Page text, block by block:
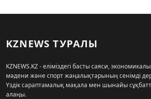
KZNEWS ТУРАЛЫ
KZNEWS.KZ - еліміздегі басты саяси,
мәдени және спорт жаңалықтарының сенімді
Үздік сараптамалық мақала мен шынайы
алаңы.